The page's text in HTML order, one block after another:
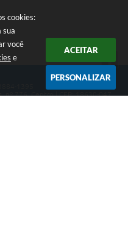
cookies:
sua
você
e
ACEITAR
PERSONALIZAR
nº 776, Centro | CEP: 18630-047